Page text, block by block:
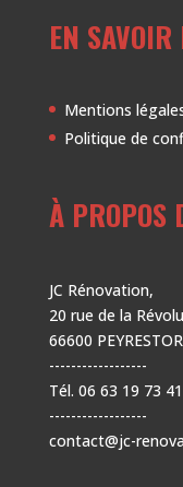
EN SAVOIR
Mentions
Politique de
À PROPOS
JC Rénovation,
20 rue de la
66600
------------------
Tél. 06 63 19 73 41
------------------
contact@jc-